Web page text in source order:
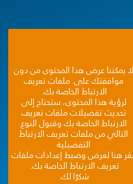
لا يمكننا عرض هذا المحتوى من دون
موافقتك على ملفات تعريف
الارتباط الخاصة بك.
لرؤية هذا المحتوى، ستحتاج إلى
تحديث تفضيلات ملفات تعريف
الارتباط الخاصة بك وقبول النوع
التالي من ملفات تعريف الارتباط
التفضيلية
هنا لعرض وضبط إعدادات ملفات
تعريف الارتباط الخاصة بك.
شكرًا لك.